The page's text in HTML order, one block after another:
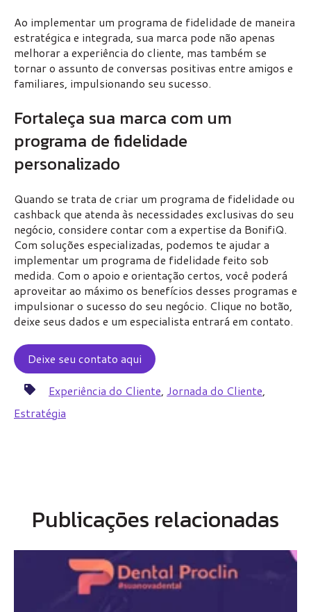
Ao implementar um programa de fidelidade de maneira
estratégica e integrada, sua marca pode não apenas
melhorar a experiência do cliente, mas também se
tornar o assunto de conversas positivas entre amigos e
familiares, impulsionando seu sucesso.
Fortaleça sua marca com um
programa de fidelidade
personalizado
Quando se trata de criar um programa de fidelidade ou
cashback que atenda às necessidades exclusivas do seu
negócio, considere contar com a expertise da BonifiQ.
Com soluções especializadas, podemos te ajudar a
implementar um programa de fidelidade feito sob
medida. Com o apoio e orientação certos, você poderá
aproveitar ao máximo os benefícios desses programas e
impulsionar o sucesso do seu negócio. Clique no botão,
deixe seus dados e um especialista entrará em contato.
Deixe seu contato aqui
Experiência do Cliente, Jornada do Cliente,
Estratégia
Publicações relacionadas